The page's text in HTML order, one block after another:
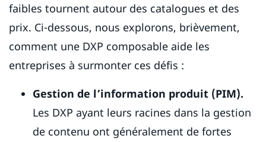
faibles tournent autour des catalogues et des
prix. Ci-dessous, nous explorons, brièvement,
comment une DXP composable aide les
entreprises à surmonter ces défis :
Gestion de l’information produit (PIM).
Les DXP ayant leurs racines dans la gestion
de contenu ont généralement de fortes